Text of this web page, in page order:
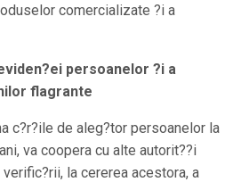
comercializate ?i a
persoanelor ?i a
flagrante
c?r?ile de aleg?tor persoanelor la
va coopera cu alte autorit??i
la cererea acestora, a